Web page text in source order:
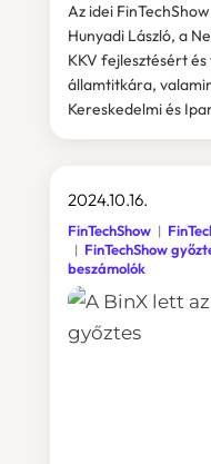
Az idei
Hunyadi László, a
KKV fejlesztésért
államtitkára,
Kereskedelmi és
2024.10.16.
FinTechShow
FinTechShow
beszámolók